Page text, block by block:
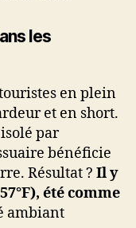
les
en plein
et en short.
par
bénéficie
Résultat ? Il y
été comme
ambiant